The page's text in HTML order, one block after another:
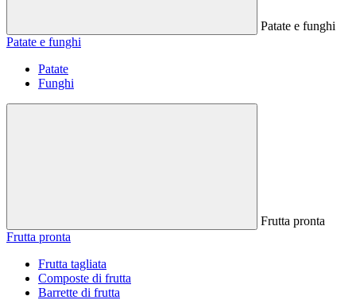
Patate e funghi
Patate e funghi
Patate
Funghi
Frutta pronta
Frutta pronta
Frutta tagliata
Composte di frutta
Barrette di frutta